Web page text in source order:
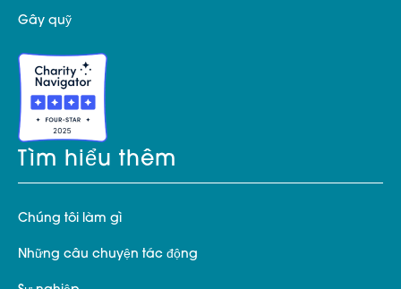
Gây quỹ
Tìm hiểu thêm
Chúng tôi làm gì
Những câu chuyện tác động